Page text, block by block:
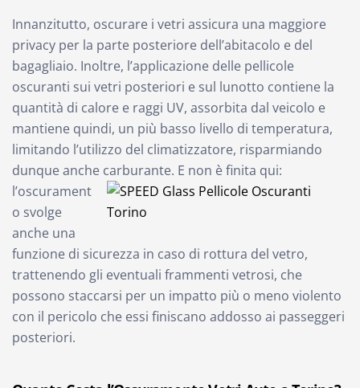
Innanzitutto, oscurare i vetri assicura una maggiore
privacy per la parte posteriore dell’abitacolo e del
bagagliaio. Inoltre, l’applicazione delle pellicole
oscuranti sui vetri posteriori e sul lunotto contiene la
quantità di calore e raggi UV, assorbita dal veicolo e
mantiene quindi, un più basso livello di temperatura,
limitando l’utilizzo del climatizzatore, risparmiando
dunque anche carburante. E non è finita qui:
l’oscurament
o svolge
anche una
funzione di sicurezza in caso di rottura del vetro,
trattenendo gli eventuali frammenti vetrosi, che
possono staccarsi per un impatto più o meno violento
con il pericolo che essi finiscano addosso ai passeggeri
posteriori.